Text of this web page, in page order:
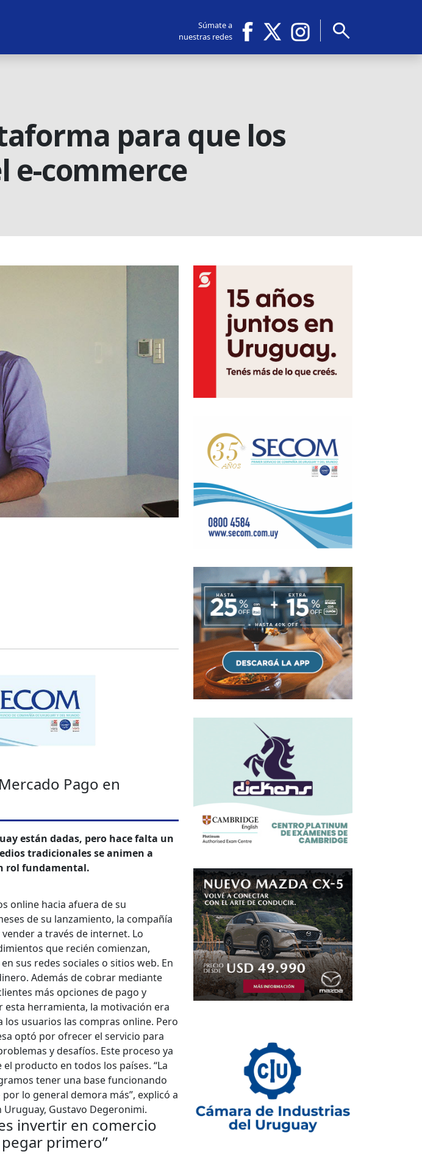
Súmate a
nuestras redes
search
para que los
e-commerce
Pago en
están dadas, pero hace falta un
tradicionales se animen a
rol fundamental.
online hacia afuera de su
de su lanzamiento, la compañía
a través de internet. Lo
que recién comienzan,
sus redes sociales o sitios web. En
Además de cobrar mediante
más opciones de pago y
herramienta, la motivación era
usuarios las compras online. Pero
optó por ofrecer el servicio para
y desafíos. Este proceso ya
producto en todos los países. “La
tener una base funcionando
lo general demora más”, explicó a
Gustavo Degeronimi.
invertir en comercio
primero”